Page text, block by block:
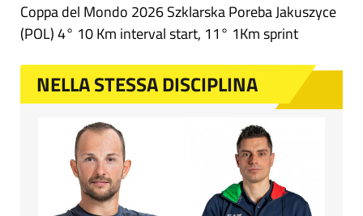
Coppa del Mondo 2026 Szklarska Poreba Jakuszyce
(POL) 4° 10 Km interval start, 11° 1Km sprint
NELLA STESSA DISCIPLINA